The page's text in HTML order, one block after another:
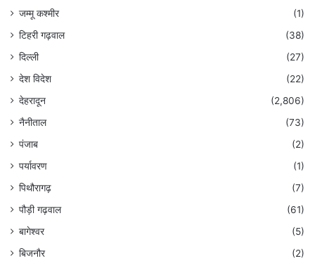
जम्मू कश्मीर
(1)
टिहरी गढ़वाल
(38)
दिल्ली
(27)
देश विदेश
(22)
देहरादून
(2,806)
नैनीताल
(73)
पंजाब
(2)
पर्यावरण
(1)
पिथौरागढ़
(7)
पौड़ी गढ़वाल
(61)
बागेश्वर
(5)
बिजनौर
(2)